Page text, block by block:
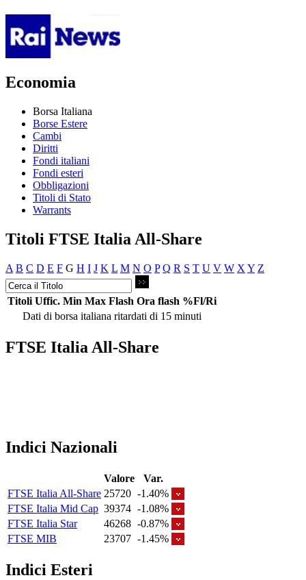
Economia
Borsa Italiana
Borse Estere
Cambi
Diritti
Fondi italiani
Fondi esteri
Obbligazioni
Titoli di Stato
Warrants
Titoli FTSE Italia All-Share
A B C D E F G H I J K L M N O P Q R S T U V W X Y Z
Titoli Uffic. Min Max Flash Ora flash %Fl/Ri
Dati di borsa italiana ritardati di 15 minuti
FTSE Italia All-Share
Indici Nazionali
Valore
Var.
FTSE Italia All-Share 25720 -1.40%
FTSE Italia Mid Cap 39374 -1.08%
FTSE Italia Star
46268 -0.87%
FTSE MIB
23707 -1.45%
Indici Esteri